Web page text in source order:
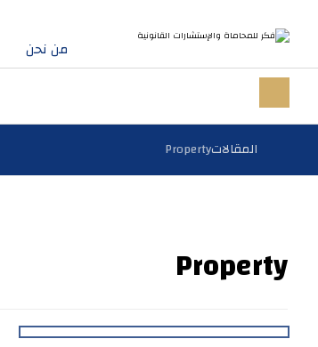
من نحن
المقالاتProperty
Property